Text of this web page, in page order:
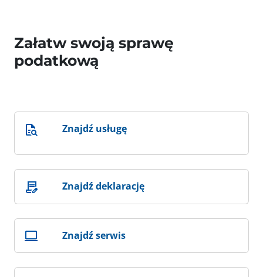
Załatw swoją sprawę
podatkową
Znajdź usługę
Znajdź deklarację
Znajdź serwis